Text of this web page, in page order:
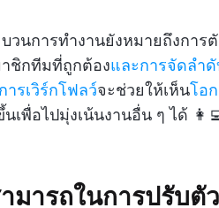
วนการทำงานยังหมายถึงกา
ชิกทีมที่ถูกต้องและการจัดลำ
ารเวิร์กโฟลว์จะช่วยให้เห็นโอ
นเพื่อไปมุ่งเน้นงานอื่น ๆ ได้
มารถในการปรับตั